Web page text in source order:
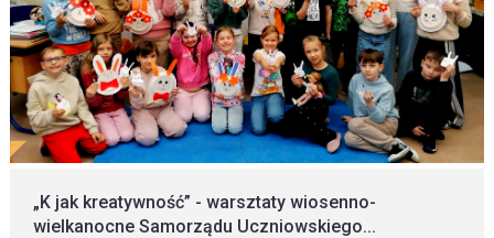
„K jak kreatywność” - warsztaty wiosenno-
wielkanocne Samorządu Uczniowskiego...